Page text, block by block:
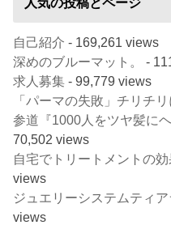
自己紹介 - 169,261 views
深めのブルーマット。
-
求人募集 - 99,779 views
「パーマの失敗」チリチ
参道『1000人をツヤ髪に
70,502 views
自宅でトリートメントの
views
ジュエリーシステムティ
views